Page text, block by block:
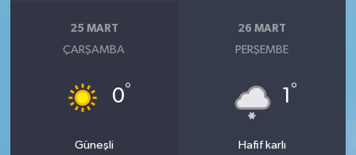
25 MART
ÇARŞAMBA
0°
Güneşli
26 MART
PERŞEMBE
1 °
Hafif karlı